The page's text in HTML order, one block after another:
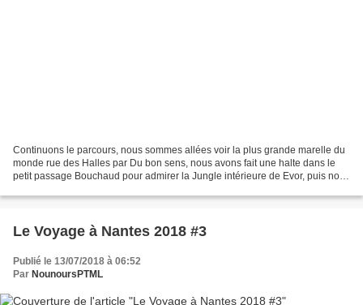
Continuons le parcours, nous sommes allées voir la plus grande marelle du
monde rue des Halles par Du bon sens, nous avons fait une halte dans le
petit passage Bouchaud pour admirer la Jungle intérieure de Evor, puis nous
Le Voyage à Nantes 2018 #3
Publié le 13/07/2018 à 06:52
Par NounoursPTML